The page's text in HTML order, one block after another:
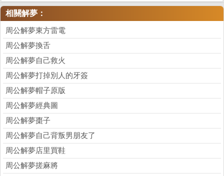
相關解夢：
周公解夢東方雷電
周公解夢換舌
周公解夢自己救火
周公解夢打掉別人的牙簽
周公解夢帽子原版
周公解夢經典圖
周公解夢棗子
周公解夢自己背叛男朋友了
周公解夢店里買鞋
周公解夢搓麻將